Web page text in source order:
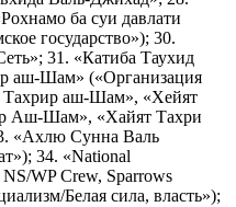
ба суи давлати
государство»); 30.
31. «Катиба Таухид
аш-Шам» («Организация
Тахрир аш-Шам», «Хейят
Аш-Шам», «Хайят Тахри
«Ахлю Сунна Валь
34. «National
WP Crew, Sparrows
Белая сила, власть»);